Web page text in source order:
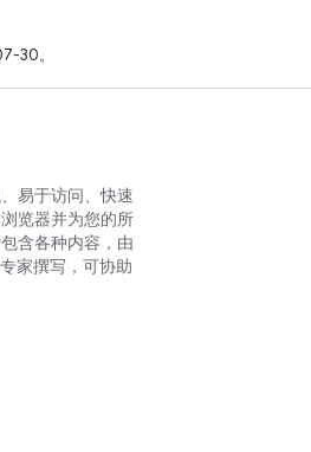
30。
易于访问、快速
览器并为您的所
含各种内容，由
家撰写，可协助